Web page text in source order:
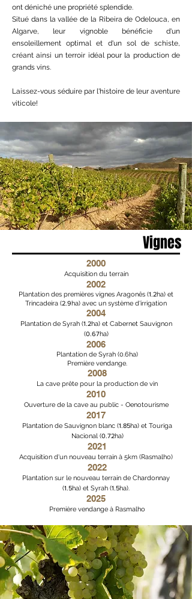
ont déniché une propriété splendide.
Situé dans la vallée de la Ribeira de Odelouca, en
Algarve, leur vignoble bénéficie d'un
ensoleillement optimal et d'un sol de schiste,
créant ainsi un terroir idéal pour la production de
grands vins.
Laissez-vous séduire par l'histoire de leur aventure
viticole!
Vignes
2000
Acquisition du terrain
2002
Plantation des premières vignes Aragonês (1.2ha) et
Trincadeira (2.9ha) avec un système d'irrigation
2004
Plantation de Syrah (1.2ha) et Cabernet Sauvignon
(0.67ha)
2006
Plantation de Syrah (0.6ha)
Première vendange.
2008
​La cave prête pour la production de vin
2010
Ouverture de la cave au public - Oenotourisme
2017
Plantation de Sauvignon blanc (1.85ha) et Touriga
Nacional (0.72ha)
2021
Acquisition d'un nouveau terrain à 5km (Rasmalho)
2022
Plantation sur le nouveau terrain de Chardonnay
(1.5ha) et Syrah (1.5ha).
2025
Première vendange à Rasmalho